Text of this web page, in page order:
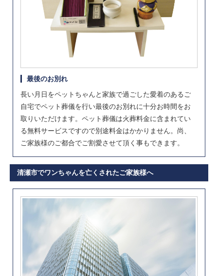
最後のお別れ
長い月日をペットちゃんと家族で過ごした愛着のあるご
自宅でペット葬儀を行い最後のお別れに十分お時間をお
取りいただけます。ペット葬儀は火葬料金に含まれてい
る無料サービスですので別途料金はかかりません。尚、
ご家族様のご都合でご割愛させて頂く事もできます。
清瀬市でワンちゃんを亡くされたご家族様へ